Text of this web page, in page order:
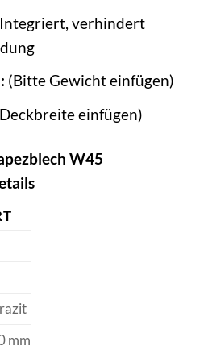
Integriert, verhindert
(Bitte Gewicht einfügen)
einfügen)
W45
mm